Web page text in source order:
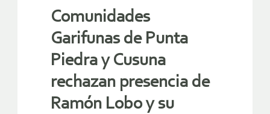
Comunidades
Garifunas de Punta
Piedra y Cusuna
rechazan presencia de
Ramón Lobo y su